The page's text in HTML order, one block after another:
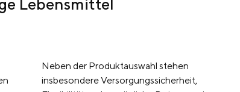
Neben der Produktauswahl stehen
insbesondere Versorgungssicherheit,